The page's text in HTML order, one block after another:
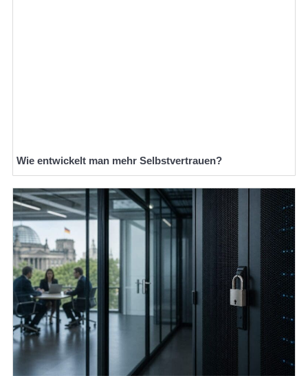
Wie entwickelt man mehr Selbstvertrauen?